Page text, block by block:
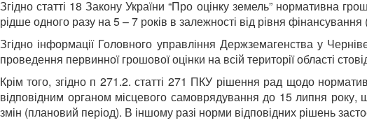
Згідно статті 18 Закону України “Про оцінку земель” нормативна
рідше одного разу на 5 – 7 років в залежності від рівня
Згідно інформації Головного управління Держземагенства у
проведення первинної грошової оцінки на всій території області
Крім того, згідно п 271.2. статті 271 ПКУ рішення рад щодо
відповідним органом місцевого самоврядування до 15 липня
змін (плановий період). В іншому разі норми відповідних рішень